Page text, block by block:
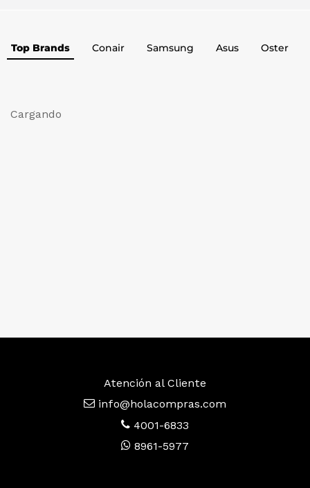
Top Brands Conair Samsung Asus Oster
Cargando
Atención al Cliente
info@holacompras.com
4001-6833
8961-5977